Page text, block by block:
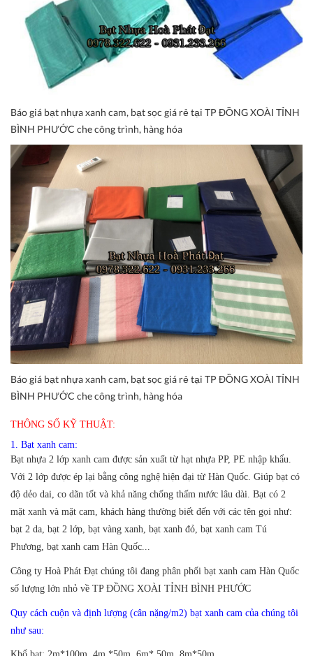
Báo giá bạt nhựa xanh cam, bạt sọc giá rẻ tại TP ĐỒNG XOÀI TỈNH
BÌNH PHƯỚC che công trình, hàng hóa
Báo giá bạt nhựa xanh cam, bạt sọc giá rẻ tại TP ĐỒNG XOÀI TỈNH
BÌNH PHƯỚC che công trình, hàng hóa
THÔNG SỐ KỸ THUẬT:
1. Bạt xanh cam:
Bạt nhựa 2 lớp xanh cam được sản xuất từ hạt nhựa PP, PE nhập khẩu.
Với 2 lớp được ép lại bằng công nghệ hiện đại từ Hàn Quốc. Giúp bạt có
độ dẻo dai, co dãn tốt và khả năng chống thấm nước lâu dài. Bạt có 2
mặt xanh và mặt cam, khách hàng thường biết đến với các tên gọi như:
bạt 2 da, bạt 2 lớp, bạt vàng xanh, bạt xanh đỏ, bạt xanh cam Tú
Phương, bạt xanh cam Hàn Quốc...
Công ty Hoà Phát Đạt chúng tôi đang phân phối bạt xanh cam Hàn Quốc
số lượng lớn nhỏ về TP ĐỒNG XOÀI TỈNH BÌNH PHƯỚC
Quy cách cuộn và định lượng (cân nặng/m2) bạt xanh cam của chúng tôi
như sau: